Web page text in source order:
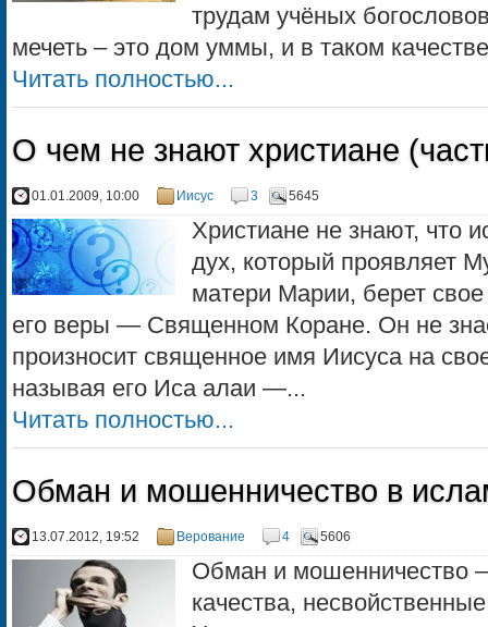
трудам учёных
мечеть – это дом уммы, и в таком
Читать полностью...
О чем не знают христиане
01.01.2009, 10:00 Иисус 3 5645
Христиане не знают, что
дух, который проявляет
матери Марии, берет
его веры — Священном Коране. Он не
произносит священное имя Иисуса на
называя его Иса алаи —...
Читать полностью...
Обман и мошенничество в
13.07.2012, 19:52 Верование 4 5606
Обман и мошенничество
качества,